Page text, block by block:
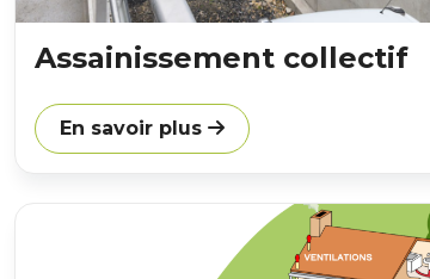
Assainissement collectif
En savoir plus